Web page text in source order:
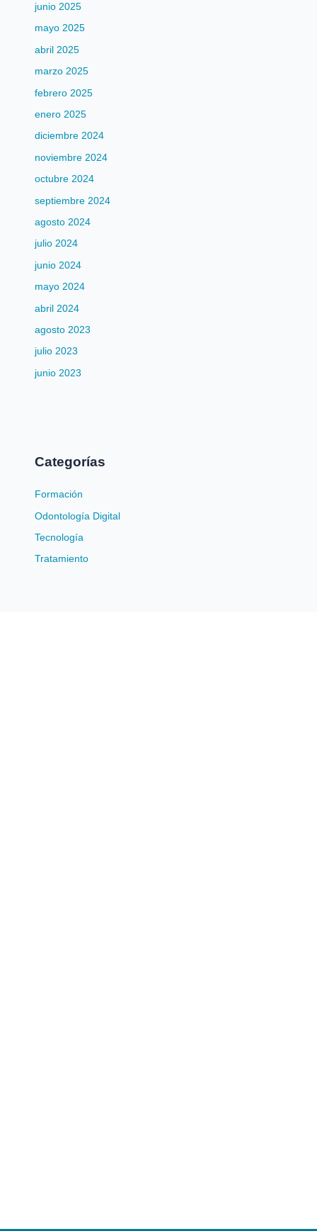
junio 2025
mayo 2025
abril 2025
marzo 2025
febrero 2025
enero 2025
diciembre 2024
noviembre 2024
octubre 2024
septiembre 2024
agosto 2024
julio 2024
junio 2024
mayo 2024
abril 2024
agosto 2023
julio 2023
junio 2023
Categorías
Formación
Odontología Digital
Tecnología
Tratamiento